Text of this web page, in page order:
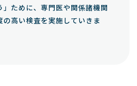
」ために、専門医や関係諸機関
の高い検査を実施していきま